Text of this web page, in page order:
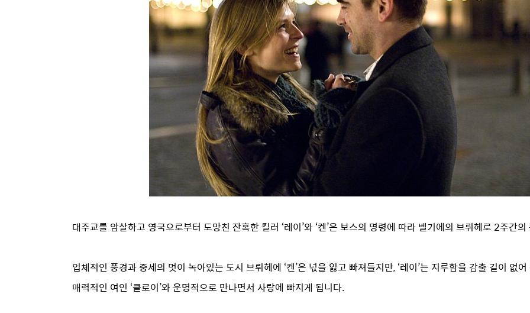
대주교를 암살하고 영국으로부터 도망친 잔혹한 킬러 ‘레이’와 ‘켄’은 보스의 명령에 따라 벨기에의 브뤼헤로 2주간
입체적인 풍경과 중세의 멋이 녹아있는 도시 브뤼헤에 ‘켄’은 넋을 잃고 빠져들지만, ‘레이’는 지루함을 감출 길이 없
매력적인 여인 ‘클로이’와 운명적으로 만나면서 사랑에 빠지게 됩니다.